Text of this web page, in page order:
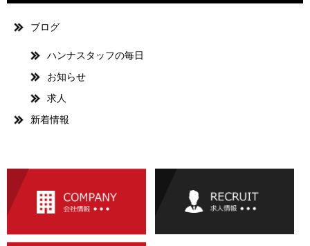
ブログ
ハンナスタッフの毎日
お知らせ
求人
新着情報